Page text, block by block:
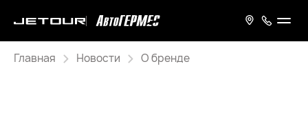
Главная Новости О бренде